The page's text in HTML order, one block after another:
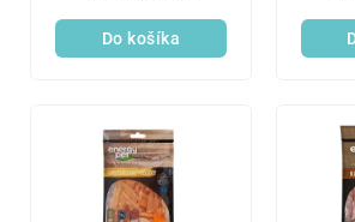
Do košíka